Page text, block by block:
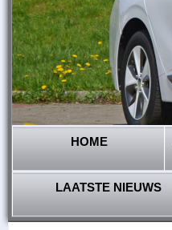
HOME
LAATSTE NIEUWS